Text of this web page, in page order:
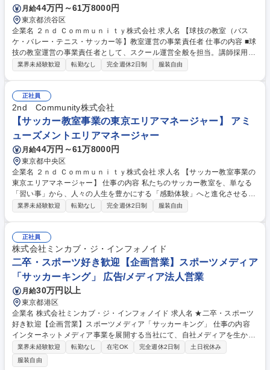
月給44万円～61万8000円
東京都渋谷区
企業名 ２ｎｄ Ｃｏｍｍｕｎｉｔｙ株式会社 求人名 【球技の教室（バス
ケ・バレー・テニス・サッカー等】教室運営の事業責任者 仕事の内容 ■球
技の教室運営の事業責任者として、スクール運営全般を担当。講師採用や
人員差配、カリキュラム策定、講師の代講手配、スタジオ管理等、体験入
ます。体験からの申込成約率、講師への分配率、会員の退会率等、事業運
営に関わる全ての数字を把握・管理し、さらなるスクール発展へとつなげ
てください。 ■会員様対応：所属する会員様や保護者の方への対応をお願
いします。また、体験をご希望の方には、ご案内、営業もご担当いただき
ます。 募集職種 【球技の教室（バスケ・バレー・テニス・サッカー等】
教室運営の事業責任者
業界未経験歓迎 転勤なし 完全週休2日制 服装自由
正社員
2nd Community株式会社
【サッカー教室事業の東京エリアマネージャー】 アミ
ューズメントエリアマネージャー
月給44万円～61万8000円
東京都中央区
企業名 ２ｎｄ Ｃｏｍｍｕｎｉｔｙ株式会社 求人名 【サッカー教室事業の
東京エリアマネージャー】 仕事の内容 私たちのサッカー教室を、単なる
「習い事」から、人々の人生を豊かにする「感動体験」へと進化させる。
それが、あなたに託すミッションです。首都圏エリアの責任者として、最
マネジメント（入会数、キャンセル率、レッスン満足度など） ・講師・受
付スタッフの採用、育成、マネジメント ・顧客満足度の向上に向けたクレ
ーム対応・サービス改善 ・店舗クレンリネス、レッスン環境の品質チェッ
クと改善・プロモーションやマーケティング施策の実行・現場最適化・課
題分析と改善提案の実行等 募集職種 【サッカー教室事業の東京エリアマ
ネージャー】
業界未経験歓迎 転勤なし 完全週休2日制 服装自由
正社員
株式会社ミンカブ・ジ・インフォノイド
二卒・スポーツ好き歓迎【企画営業】スポーツメディア
「サッカーキング」 広告/メディア法人営業
月給30万円以上
東京都港区
企業名 株式会社ミンカブ・ジ・インフォノイド 求人名 ★二卒・スポーツ
好き歓迎【企画営業】スポーツメディア「サッカーキング」 仕事の内容
インターネットメディア事業を展開する当社にて、自社メディアを生かし
た広告提案や、スポーツ協会・リーグ等のパートナーと連携したスポンサ
ーシップおよびアクティベーションの企画立案を担当いただきます！ 【詳
細】■広告主や代理店への提案営業およびセールス商品のプランニング■ス
業界未経験歓迎 転勤なし 在宅OK 完全週休2日制
土日祝休み
服装自由